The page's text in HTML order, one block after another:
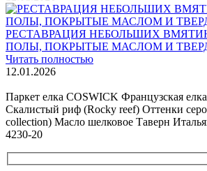
РЕСТАВРАЦИЯ НЕБОЛЬШИХ
ПОЛЫ, ПОКРЫТЫЕ МАСЛОМ И
Читать полностью
12.01.2026
Паркет елка COSWICK Французская
Скалистый риф (Rocky reef) Оттенки
collection) Масло шелковое Таверн
4230-20